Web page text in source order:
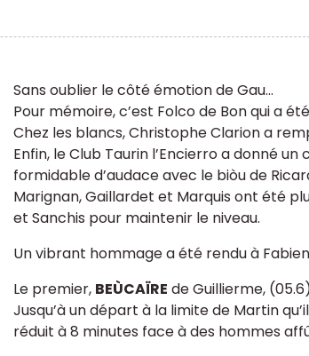
Sans oublier le côté émotion de Gau...
Pour mémoire, c’est Folco de Bon qui a
Chez les blancs, Christophe Clarion a
Enfin, le Club Taurin l’Encierro a donné
formidable d’audace avec le biòu de
Marignan, Gaillardet et Marquis ont été
et Sanchis pour maintenir le niveau.
Un vibrant hommage a été rendu à
Le premier, BEÙCAÏRE de Guillierme,
Jusqu’à un départ à la limite de Martin
réduit à 8 minutes face à des hommes